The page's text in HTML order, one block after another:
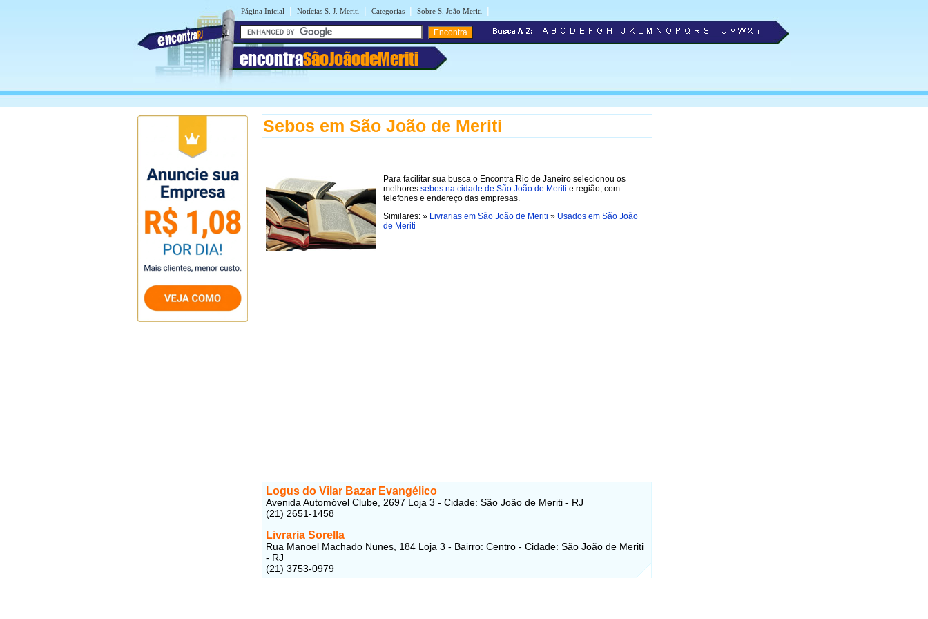
Página Inicial | Notícias S. J. Meriti | Categorias | Sobre S. João Meriti |
encontraSãoJoãodeMeriti
Sebos em São João de Meriti
Para facilitar sua busca o Encontra Rio de Janeiro selecionou os
melhores sebos na cidade de São João de Meriti e região, com
telefones e endereço das empresas.
Similares: » Livrarias em São João de Meriti » Usados em São João
de Meriti
Logus do Vilar Bazar Evangélico
Avenida Automóvel Clube, 2697 Loja 3 - Cidade: São João de Meriti - RJ
(21) 2651-1458
Livraria Sorella
Rua Manoel Machado Nunes, 184 Loja 3 - Bairro: Centro - Cidade: São João de Meriti
- RJ
(21) 3753-0979